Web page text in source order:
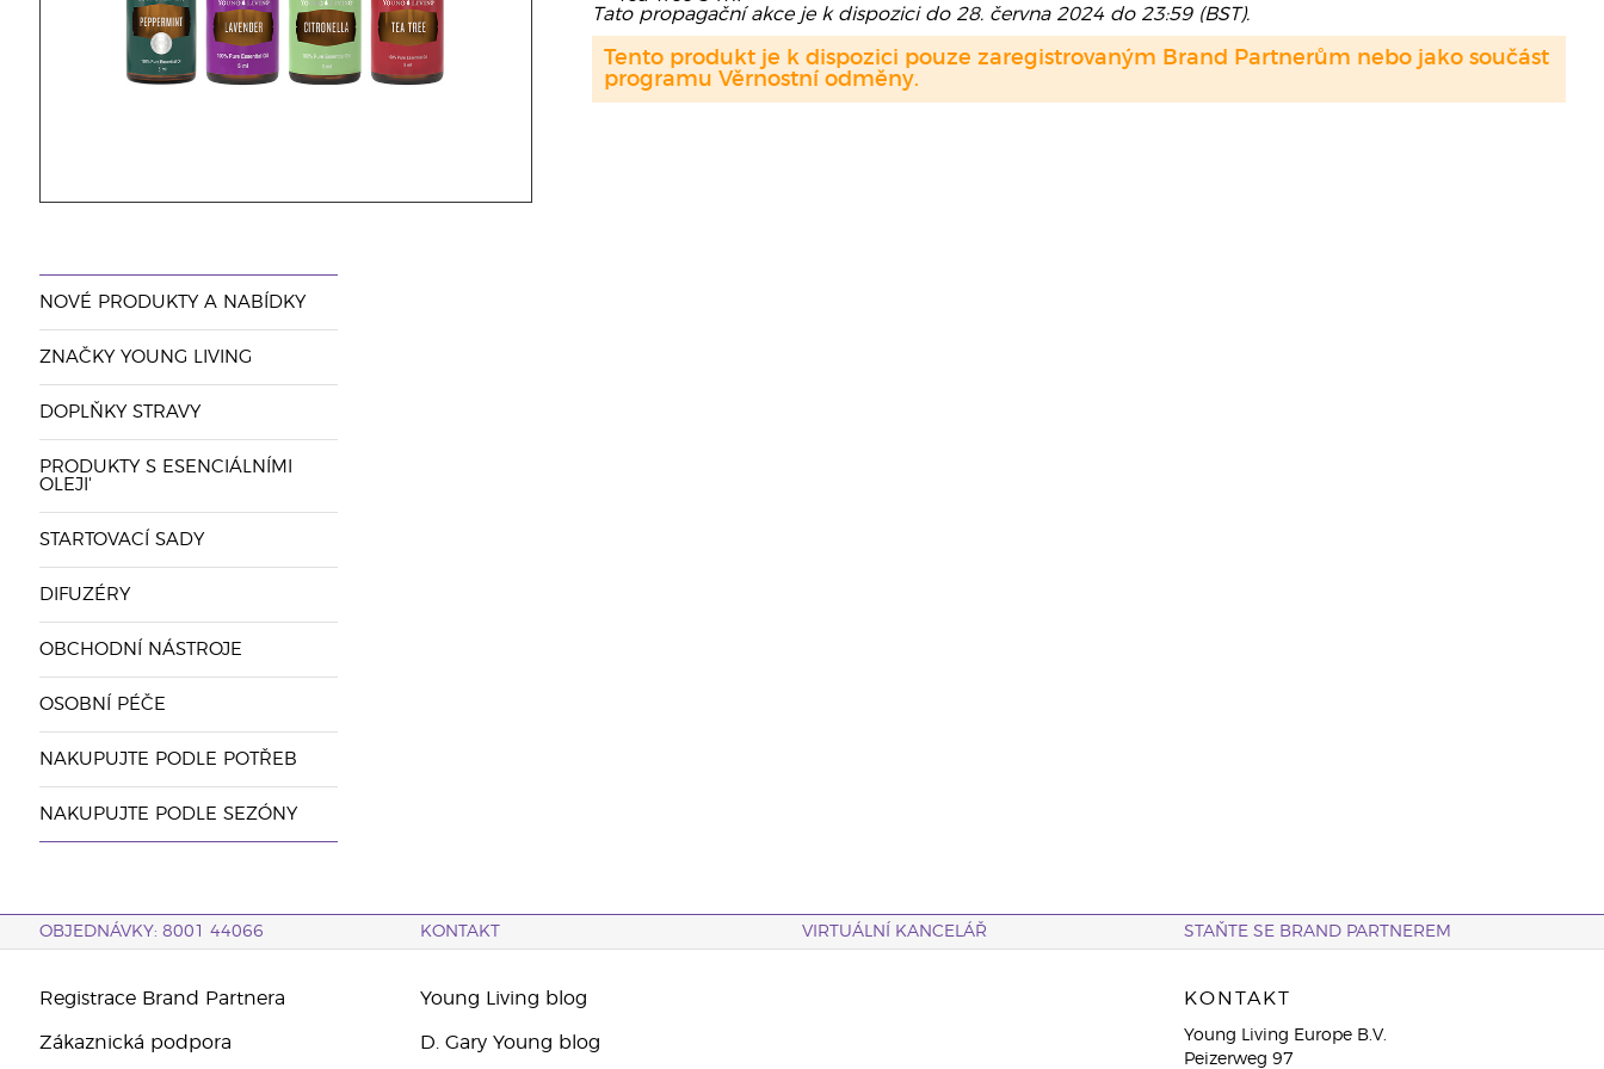
Tato propagační akce je k dispozici do 28. června 2024 do 23:59 (BST).
Tento produkt je k dispozici pouze zaregistrovaným Brand Partnerům nebo jako součást
programu Věrnostní odměny.
NOVÉ PRODUKTY A NABÍDKY
ZNAČKY YOUNG LIVING
DOPLŇKY STRAVY
PRODUKTY S ESENCIÁLNÍMI
OLEJI'
STARTOVACÍ SADY
DIFUZÉRY
OBCHODNÍ NÁSTROJE
OSOBNÍ PÉČE
NAKUPUJTE PODLE POTŘEB
NAKUPUJTE PODLE SEZÓNY
OBJEDNÁVKY: 8001 44066 KONTAKT VIRTUÁLNÍ KANCELÁŘ STAŇTE SE BRAND PARTNEREM
Registrace Brand Partnera
Zákaznická podpora
Young Living blog
D. Gary Young blog
KONTAKT
Young Living Europe B.V.
Peizerweg 97